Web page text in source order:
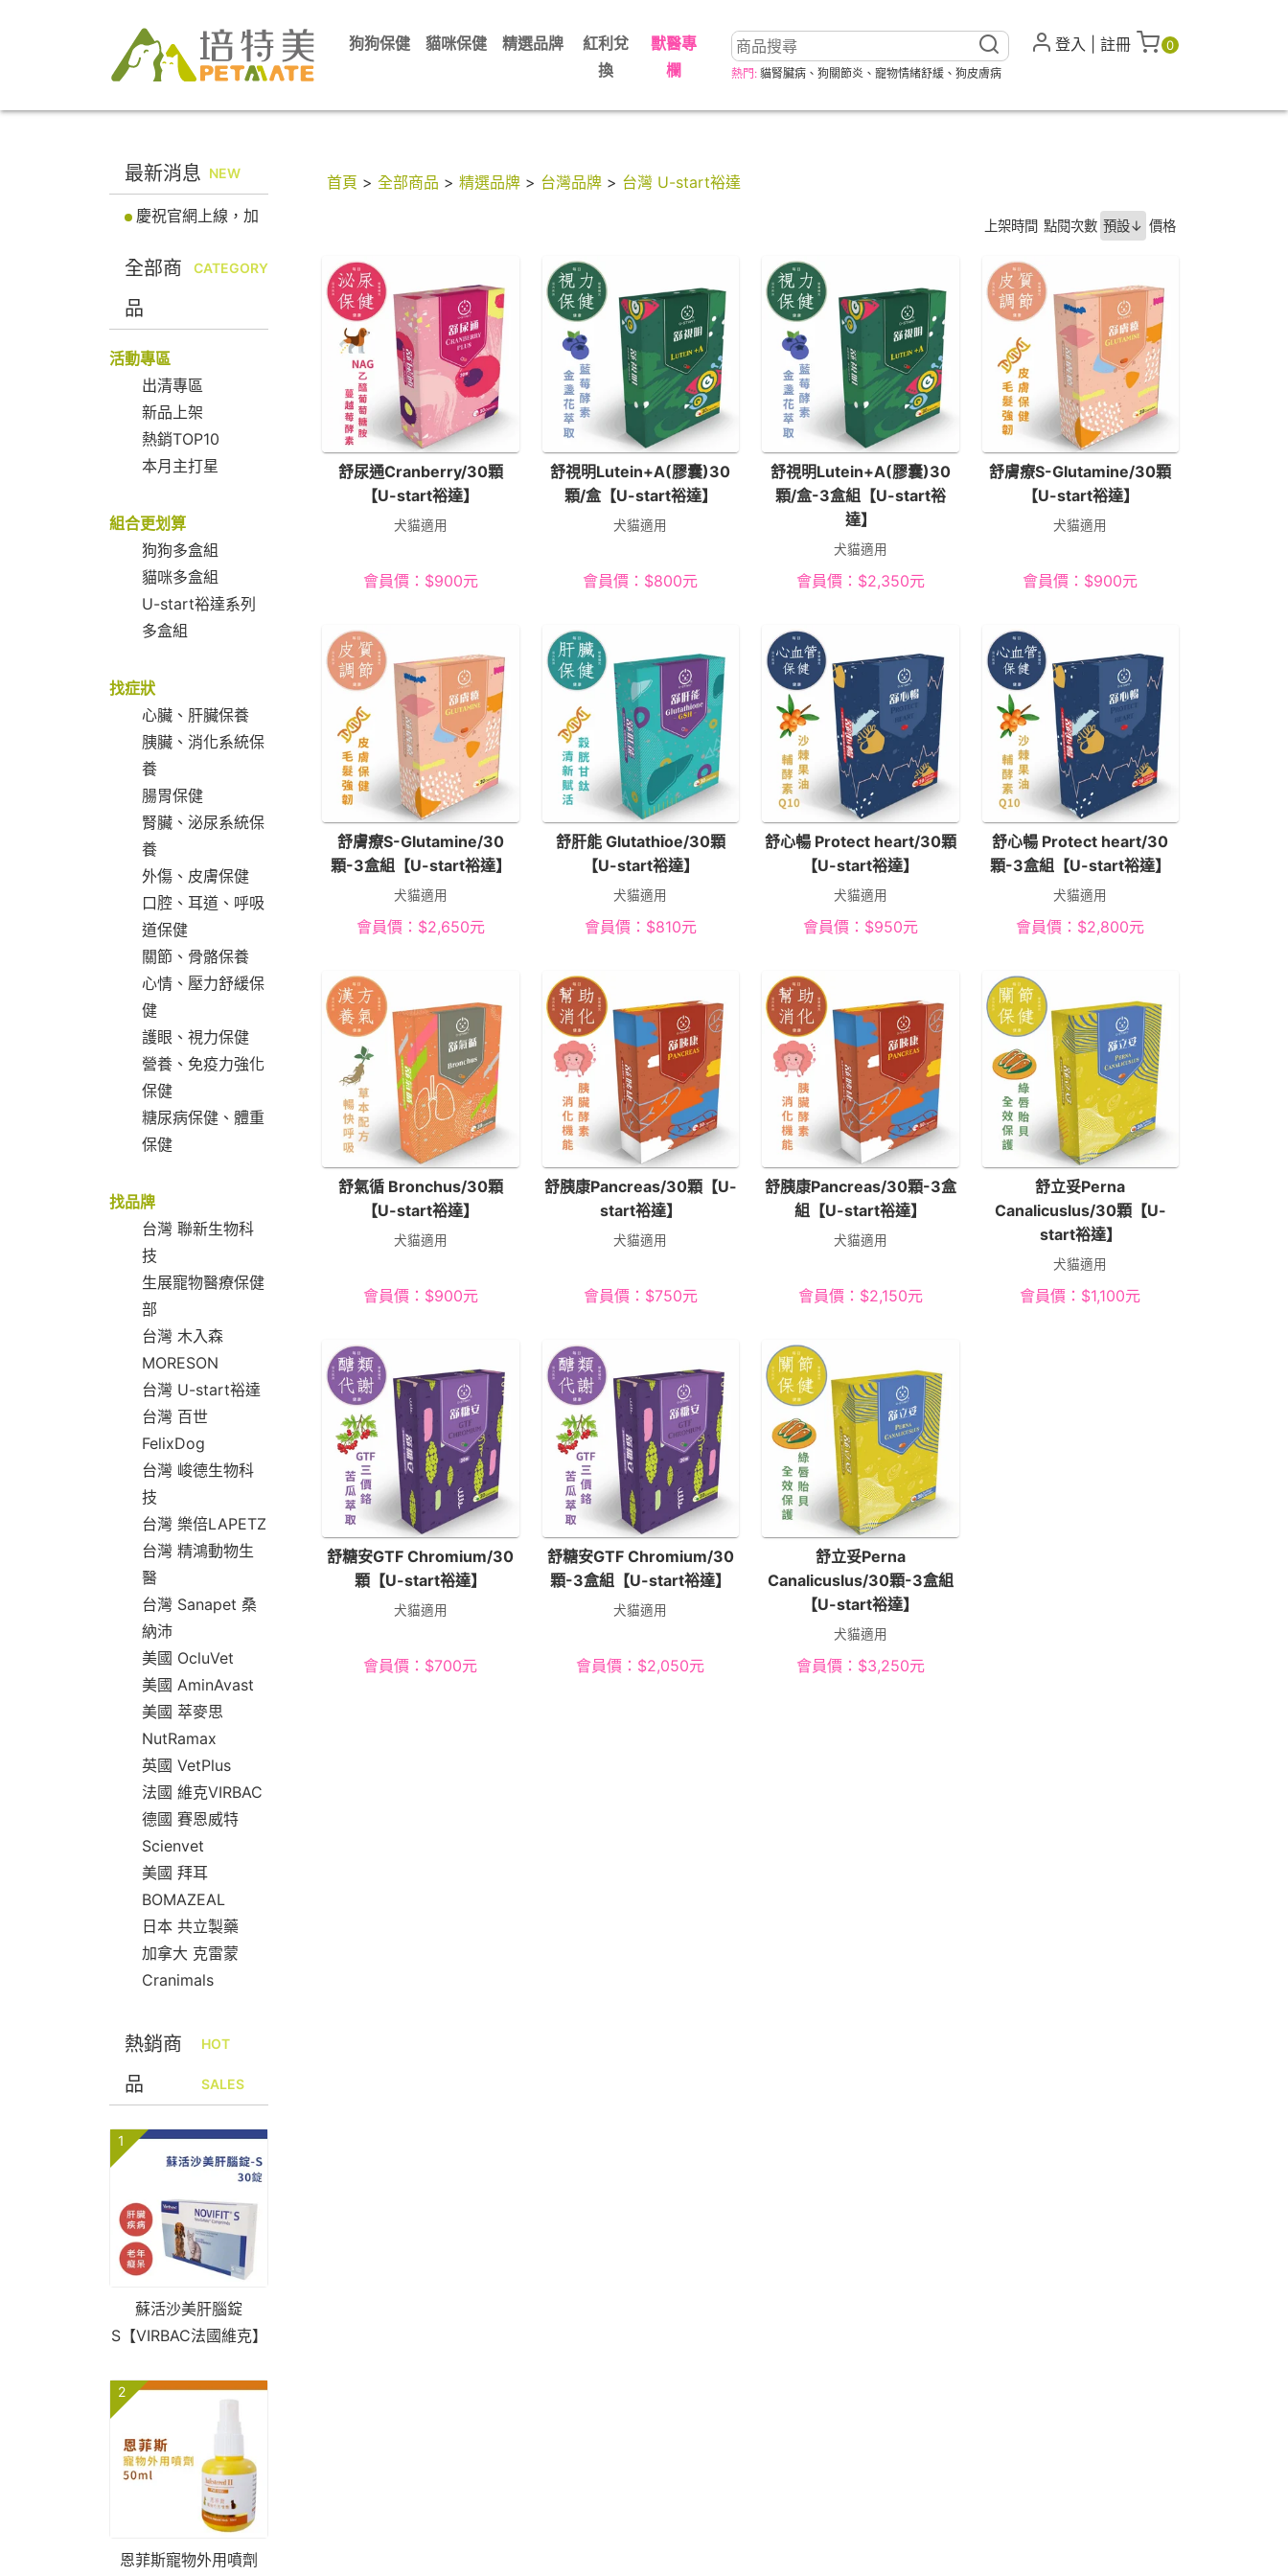
狗狗保健 貓咪保健 精選品牌
紅利兌
換
獸醫專
欄
熱門: 貓腎臟病 、 狗關節炎 、 寵物情緒舒緩 、 狗皮膚病
登入 註冊 0
最新消息 NEW
慶祝官網上線，加
折價券! 馬上註冊會
員
全部商
品
CATEGORY
活動專區
出清專區
新品上架
熱銷TOP10
本月主打星
組合更划算
狗狗多盒組
貓咪多盒組
U-start裕達系列
多盒組
找症狀
心臟、肝臟保養
胰臟、消化系統保
養
腸胃保健
腎臟、泌尿系統保
養
外傷、皮膚保健
口腔、耳道、呼吸
道保健
關節、骨骼保養
心情、壓力舒緩保
健
護眼、視力保健
營養、免疫力強化
保健
糖尿病保健、體重
保健
找品牌
台灣 聯新生物科
技
生展寵物醫療保健
部
台灣 木入森
MORESON
台灣 U-start裕達
台灣 百世
FelixDog
台灣 峻德生物科
技
台灣 樂倍LAPETZ
台灣 精鴻動物生
醫
台灣 Sanapet 桑
納沛
美國 OcluVet
美國 AminAvast
美國 萃麥思
NutRamax
英國 VetPlus
法國 維克VIRBAC
德國 賽恩威特
Scienvet
美國 拜耳
BOMAZEAL
日本 共立製藥
加拿大 克雷蒙
Cranimals
熱銷商
品
HOT
SALES
1
蘇活沙美肝腦錠
S【VIRBAC法國維克】
2
恩菲斯寵物外用噴劑
首頁 > 全部商品 > 精選品牌 > 台灣品牌 > 台灣 U-start裕達
上架時間 點閱次數 預設↓ 價格
舒尿通Cranberry/30顆
【U-start裕達】
犬貓適用
會員價： $900元
舒視明Lutein+A(膠囊)30
顆/盒【U-start裕達】
犬貓適用
會員價： $800元
舒視明Lutein+A(膠囊)30
顆/盒-3盒組【U-start裕
達】
犬貓適用
會員價： $2,350元
舒膚療S-Glutamine/30顆
【U-start裕達】
犬貓適用
會員價： $900元
舒膚療S-Glutamine/30
顆-3盒組【U-start裕達】
犬貓適用
會員價： $2,650元
舒肝能 Glutathioe/30顆
【U-start裕達】
犬貓適用
會員價： $810元
舒心暢 Protect heart/30顆
【U-start裕達】
犬貓適用
會員價： $950元
舒心暢 Protect heart/30
顆-3盒組【U-start裕達】
犬貓適用
會員價： $2,800元
舒氣循 Bronchus/30顆
【U-start裕達】
犬貓適用
會員價： $900元
舒胰康Pancreas/30顆【U-
start裕達】
犬貓適用
會員價： $750元
舒胰康Pancreas/30顆-3盒
組【U-start裕達】
犬貓適用
會員價： $2,150元
舒立妥Perna
Canalicuslus/30顆【U-
start裕達】
犬貓適用
會員價： $1,100元
舒糖安GTF Chromium/30
顆【U-start裕達】
犬貓適用
會員價： $700元
舒糖安GTF Chromium/30
顆-3盒組【U-start裕達】
犬貓適用
會員價： $2,050元
舒立妥Perna
Canalicuslus/30顆-3盒組
【U-start裕達】
犬貓適用
會員價： $3,250元